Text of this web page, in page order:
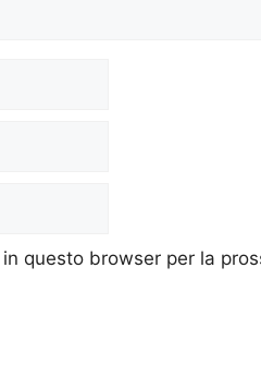
questo browser per la